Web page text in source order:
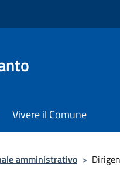
Vivere il Comune
amministrativo >